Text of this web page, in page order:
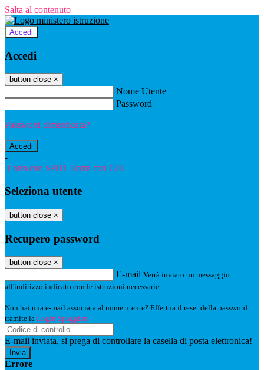
Salta al contenuto
Accedi
Accedi
button close ×
Nome Utente
Password
Password dimenticata?
-
Entra con SPID Entra con CIE
Seleziona utente
button close ×
Recupero password
button close ×
E-mail Verrà inviato un messaggio
all'indirizzo indicato con le istruzioni necessarie.
Non hai una e-mail associata al nome utente? Effettua il reset della password
tramite la Login Spaggiari
E-mail inviata, si prega di controllare la casella di posta elettronica!
Errore